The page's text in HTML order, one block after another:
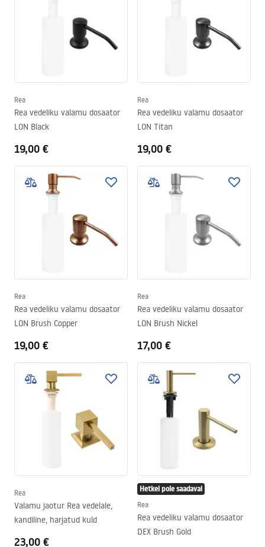
Rea
Rea vedeliku valamu dosaator
LON Black
19,00 €
Rea
Rea vedeliku valamu dosaator
LON Titan
19,00 €
Rea
Rea vedeliku valamu dosaator
LON Brush Copper
19,00 €
Rea
Rea vedeliku valamu dosaator
LON Brush Nickel
17,00 €
Rea
Valamu jaotur Rea vedelale,
kandiline, harjatud kuld
23,00 €
Hetkel pole saadaval
Rea
Rea vedeliku valamu dosaator
DEX Brush Gold